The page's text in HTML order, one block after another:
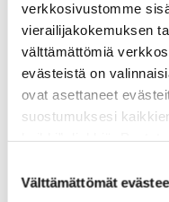
verkkosivustomme
vierailijakokemuksen
välttämättömiä
evästeistä on
ovat asettaneet
suostumuksesi
valinta
Välttämättömät